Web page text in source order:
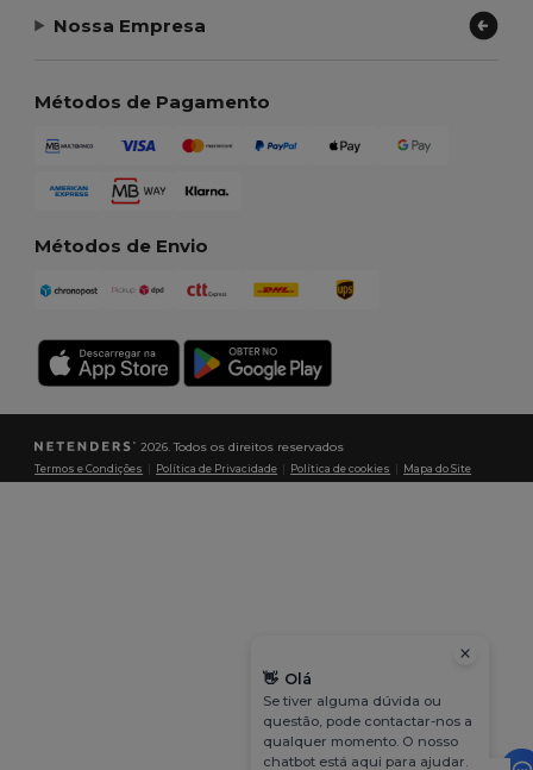
Nossa Empresa
Métodos de Pagamento
Métodos de Envio
2026. Todos os direitos reservados
Termos e Condições Política de Privacidade Política de cookies Mapa do Site
👋 Olá
Se tiver alguma dúvida ou
questão, pode contactar-nos a
qualquer momento. O nosso
chatbot está aqui para ajudar.